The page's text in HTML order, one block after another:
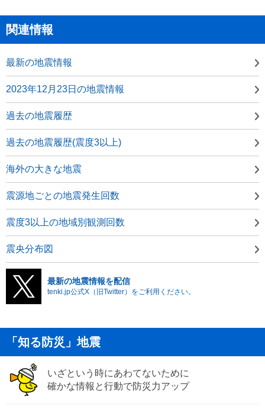
関連情報
最新の地震情報
2023年12月23日の地震情報
過去の地震履歴
過去の地震履歴(震度3以上)
海外の大きな地震
震源地ごとの地震発生回数
震度3以上の地域別観測回数
震央分布図
最新の地震情報を配信
tenki.jp公式X（旧Twitter）をご利用ください。
「知る防災」地震
いざという時にあわてないために
確かな情報と行動で防災力アップ